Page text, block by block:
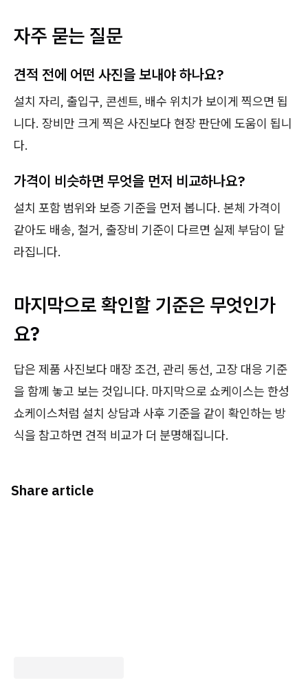
자주 묻는 질문
견적 전에 어떤 사진을 보내야 하나요?
설치 자리, 출입구, 콘센트, 배수 위치가 보이게 찍으면 됩
니다. 장비만 크게 찍은 사진보다 현장 판단에 도움이 됩니
다.
가격이 비슷하면 무엇을 먼저 비교하나요?
설치 포함 범위와 보증 기준을 먼저 봅니다. 본체 가격이
같아도 배송, 철거, 출장비 기준이 다르면 실제 부담이 달
라집니다.
마지막으로 확인할 기준은 무엇인가
요?
답은 제품 사진보다 매장 조건, 관리 동선, 고장 대응 기준
을 함께 놓고 보는 것입니다. 마지막으로 쇼케이스는 한성
쇼케이스처럼 설치 상담과 사후 기준을 같이 확인하는 방
식을 참고하면 견적 비교가 더 분명해집니다.
Share article